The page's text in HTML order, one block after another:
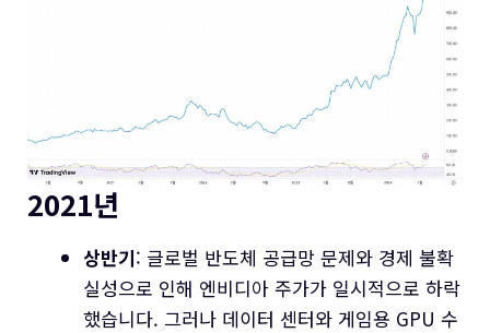
2021년
상반기: 글로벌 반도체 공급망 문제와 경제 불확
실성으로 인해 엔비디아 주가가 일시적으로 하락
했습니다. 그러나 데이터 센터와 게임용 GPU 수